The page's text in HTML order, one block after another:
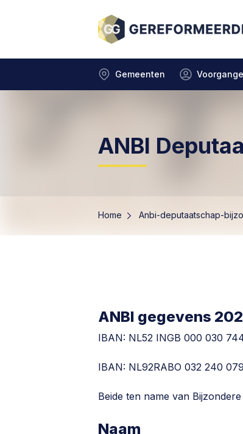
Gemeenten
ANBI
Home Anbi-deputaatschap-
ANBI gegevens
IBAN: NL52 INGB 000 030
IBAN: NL92RABO 032 240
Beide ten name van
Naam